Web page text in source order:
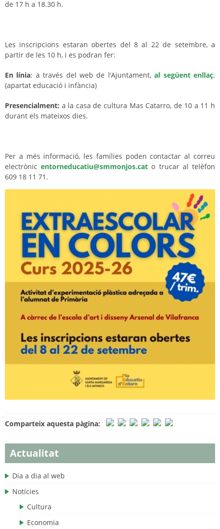
Actualitat
Dia a dia al web
Notícies
Cultura
Economia
de 17 h a 18.30 h.
Les inscripcions estaran obertes del 8 al 22 de setembre, a
partir de les 10 h, i es podran fer:
En línia: a través del web de l’Ajuntament,al següent enllaç.
(apartat educació i infància)
Presencialment: a la casa de cultura Mas Catarro, de 10 a 11 h
durant els mateixos dies.
Per a més informació, les famílies poden contactar al correu
electrònicentorneducatiu@smmonjos.cat o trucar al telèfon
609 18 11 71.
Comparteix aquesta pàgina: